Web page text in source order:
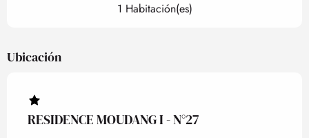
1 Habitación(es)
Ubicación
RESIDENCE MOUDANG I - N°27